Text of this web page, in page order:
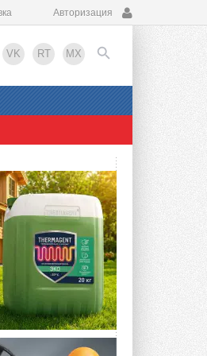
Авторизация
VK RT MX
EN